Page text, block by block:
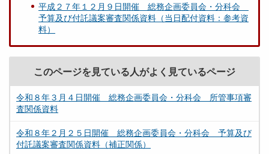
平成２７年１２月９日開催 総務企画委員会・分科会
予算及び付託議案審査関係資料（当日配付資料：参考資
料）
このページを見ている人がよく見ているページ
令和８年３月４日開催 総務企画委員会・分科会 所管事項審
査関係資料
令和８年２月２５日開催 総務企画委員会・分科会 予算及び
付託議案審査関係資料（補正関係）